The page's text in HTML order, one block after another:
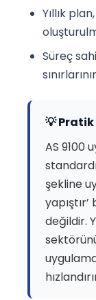
Yıllık
Süreç
💡
AS 9100
şekline
değildir.